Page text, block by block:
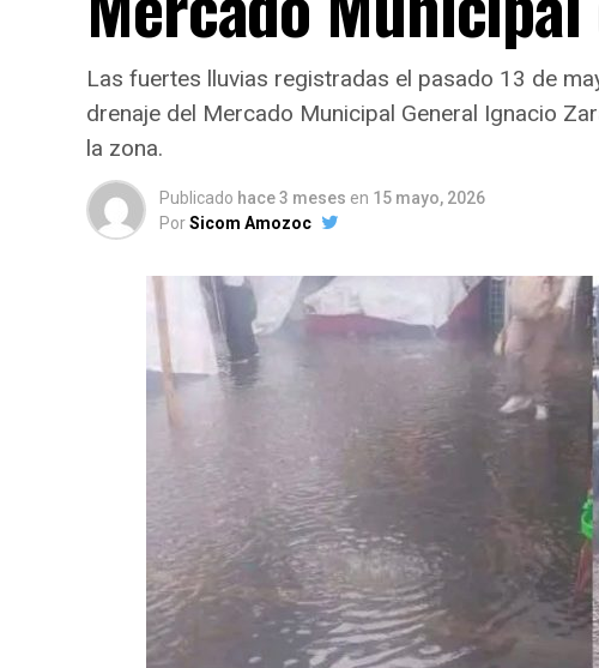
Las fuertes lluvias registradas el pasado 13 de
drenaje del Mercado Municipal General Ignacio
la zona.
Publicado hace 3 meses en 15 mayo, 2026
PorSicom Amozoc